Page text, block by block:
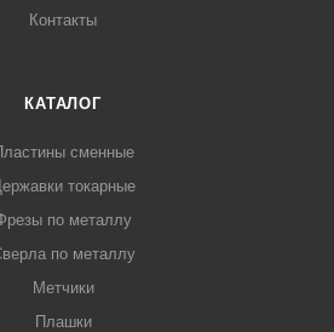
Контакты
КАТАЛОГ
сменные
токарные
по металлу
по металлу
Метчики
Плашки